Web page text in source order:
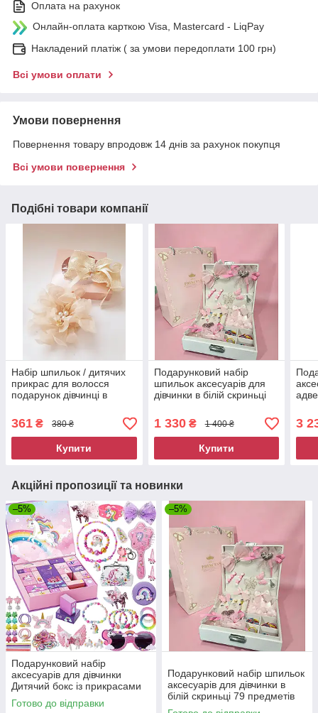
Оплата на рахунок
Онлайн-оплата карткою Visa, Mastercard - LiqPay
Накладений платіж ( за умови передоплати 100 грн)
Всі умови оплати
Умови повернення
Повернення товару впродовж 14 днів за рахунок покупця
Всі умови повернення
Подібні товари компанії
Набір шпильок / дитячих
прикрас для волосся
подарунок дівчинці в
пудровий
361 ₴ 380 ₴
Купити
Подарунковий набір
шпильок аксесуарів для
дівчинки в білій скриньці
1 330₴ 1 400 ₴
Купити
3
Акційні пропозиції та новинки
–5%
Подарунковий набір
аксесуарів для дівчинки
Дитячий бокс із прикрасами
Єдиноріг 9055
Готово до відправки
–5%
Подарунковий набір шпильок
аксесуарів для дівчинки в
білій скриньці 79 предметів
9042